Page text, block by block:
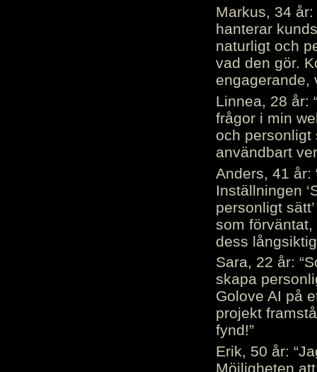
Markus, 34
hanterar
naturligt och
vad den gör.
engagerande,
Linnea, 28 år:
frågor i min
och personligt
användbart
Anders, 41 år:
Inställningen
personligt
som
dess
Sara, 22 år:
skapa
Golove AI på
projekt
fynd!”
Erik, 50 år:
Möjligheten